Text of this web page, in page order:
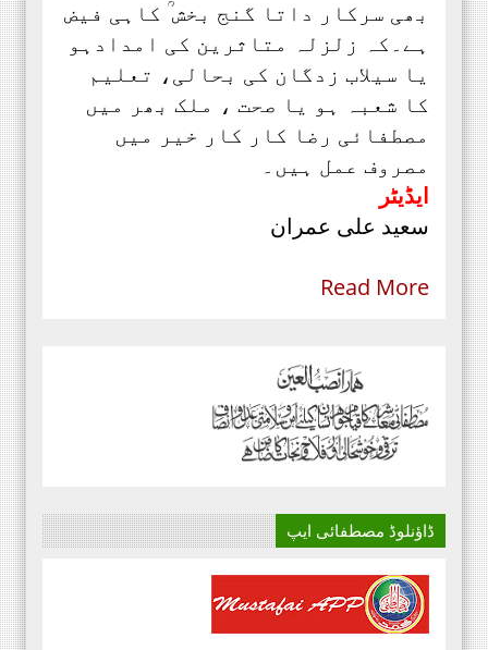
بھی سرکار داتا گنج بخش ؒ کاہی فیض
ہے۔کہ زلزلہ متاثرین کی امدادہو
یا سیلاب زدگان کی بحالی، تعلیم
کا شعبہ ہو یا صحت ، ملک بھر میں
مصطفائی رضا کار کار خیر میں
مصروف عمل ہیں۔
ایڈیٹر
سعید علی عمران
Read More
ڈاؤنلوڈ مصطفائی ایپ